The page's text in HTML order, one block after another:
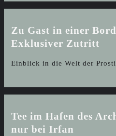
Zu Gast in einer
Exklusiver Zutritt
Einblick in die Welt der
Tee im Hafen des
nur bei Irfan